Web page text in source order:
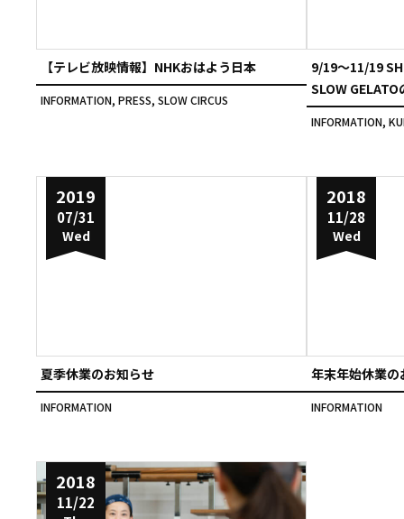
【テレビ放映情報】NHKおはよう日本
INFORMATION, PRESS, SLOW CIRCUS
9/19〜11/19
SLOW
INFORMATION,
2019
07/31
Wed
夏季休業のお知らせ
INFORMATION
2018
11/28
Wed
年末年始休業の
INFORMATION
2018
11/22